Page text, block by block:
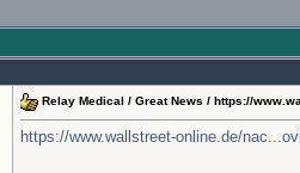
Relay Medical / Great News / https://
https://www.wallstreet-online.de/